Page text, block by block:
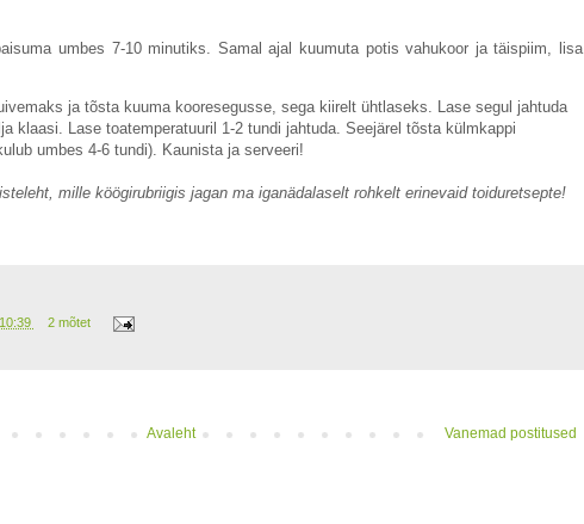
umbes 7-10 minutiks. Samal ajal kuumuta potis vahukoor ja täispiim, lisa
ja tõsta kuuma kooresegusse, sega kiirelt ühtlaseks. Lase segul jahtuda
klaasi. Lase toatemperatuuril 1-2 tundi jahtuda. Seejärel tõsta külmkappi
umbes 4-6 tundi). Kaunista ja serveeri!
mille köögirubriigis jagan ma iganädalaselt rohkelt erinevaid toiduretsepte!
10:39 2 mõtet
Vanemad postitused
Avaleht